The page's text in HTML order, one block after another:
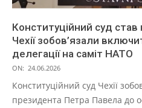
Конституційний суд став
Чехії зобов’язали
делегації на саміт НАТО
ON: 24.06.2026
Конституційний суд Чехії
президента Петра Павела до